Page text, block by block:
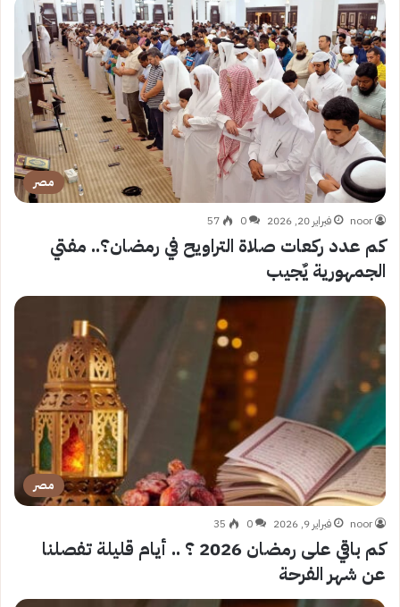
مصر
noor فبراير 20, 2026 0
57
كم عدد ركعات صلاة التراويح في رمضان؟.. مفتي
الجمهورية يٌجيب
مصر
noor فبراير 9, 2026 0
35
كم باقي على رمضان 2026 ؟ .. أيام قليلة تفصلنا
عن شهر الفرحة